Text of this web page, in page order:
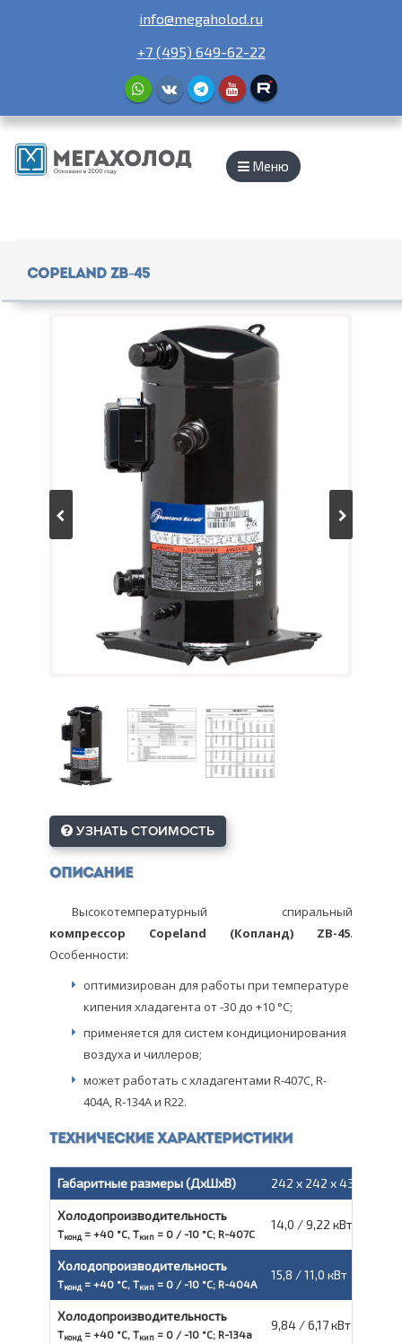
info@megaholod.ru
+7 (495) 649-62-22
Меню
Copeland ZB-45
УЗНАТЬ СТОИМОСТЬ
Описание
Высокотемпературный спиральный
компрессор Copeland (Копланд) ZB-45.
Особенности:
оптимизирован для работы при температуре
кипения хладагента от -30 до +10 °С;
применяется для систем кондиционирования
воздуха и чиллеров;
может работать с хладагентами R-407C, R-
404A, R-134A и R22.
Технические характеристики
Габаритные размеры (ДxШxВ) 242 x 242 x 438 мм
Холодопроизводительность
Tконд = +40 °С, Tкип = 0 / -10 °С; R-407C
14,0 / 9,22 кВт
Холодопроизводительность
Tконд = +40 °С, Tкип = 0 / -10 °С; R-404A
15,8 / 11,0 кВт
Холодопроизводительность
Tконд = +40 °С, Tкип = 0 / -10 °С; R-134a
9,84 / 6,17 кВт